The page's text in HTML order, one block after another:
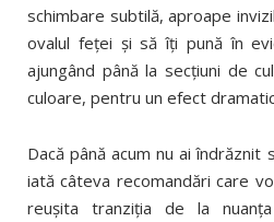
schimbare subtilă, aproape
ovalul feţei şi să îţi pună în
ajungând până la secţiuni de
culoare, pentru un efect
Dacă până acum nu ai îndrăznit
iată câteva recomandări care
reuşita tranziţia de la